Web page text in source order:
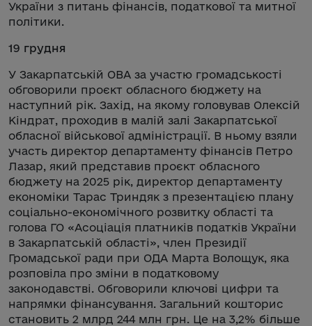
України з питань фінансів, податкової та митної
політики.
19 грудня
У Закарпатській ОВА за участю громадськості
обговорили проєкт обласного бюджету на
наступний рік. Захід, на якому головував Олексій
Кіндрат, проходив в малій залі Закарпатської
обласної військової адміністрації. В ньому взяли
участь директор департаменту фінансів Петро
Лазар, який представив проєкт обласного
бюджету на 2025 рік, директор департаменту
економіки Тарас Триндяк з презентацією плану
соціально-економічного розвитку області та
голова ГО «Асоціація платників податків України
в Закарпатській області», член Президії
Громадської ради при ОДА Марта Волощук, яка
розповіла про зміни в податковому
законодавстві. Обговорили ключові цифри та
напрямки фінансування. Загальний кошторис
становить 2 млрд 244 млн грн. Це на 3,2% більше